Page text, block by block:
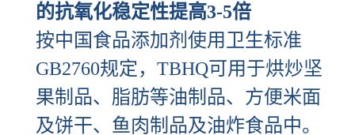
的抗氧化稳定性提高3-5倍
按中国食品添加剂使用卫生标准
GB2760规定，TBHQ可用于烘炒坚
果制品、脂肪等油制品、方便米面
及饼干、鱼肉制品及油炸食品中。